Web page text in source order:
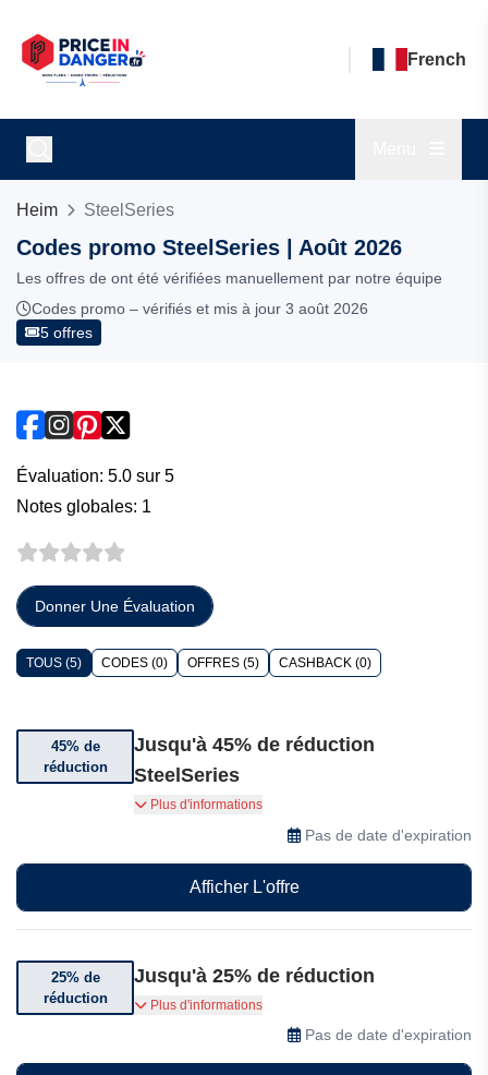
French
Heim SteelSeries
Codes promo SteelSeries | Août 2026
Les offres de ont été vérifiées manuellement par notre équipe
Codes promo – vérifiés et mis à jour 3 août 2026
5 offres
Évaluation: 5.0 sur 5
Notes globales: 1
Donner Une Évaluation
TOUS (5) CODES (0) OFFRES (5) CASHBACK (0)
45% de
réduction
Jusqu'à 45% de réduction
SteelSeries
Jusqu'à 45% de réduction sur une sélection
Plus d'informations
Pas de date d'expiration
Afficher L'offre
25% de
réduction
Jusqu'à 25% de réduction
Profitez de 25% de réduction sur une sélection
Plus d'informations
Pas de date d'expiration